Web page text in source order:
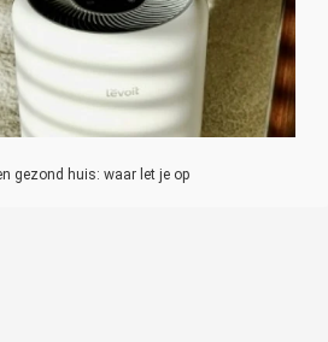
gezond huis: waar let je op